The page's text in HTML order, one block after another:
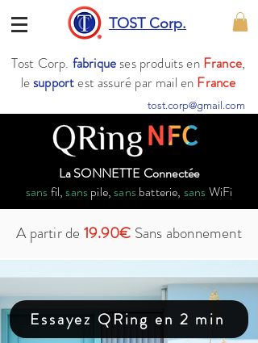
TOST Corp.
Tost Corp. fabrique ses produits en France,
lesupportest assuré par mail en France
tost.corp@gmail.com
La SONNETTE Connectée
sansfil,sanspile,sansbatterie, sansWiFi
A partir de 19.90€ Sans abonnement
Essayez QRing en 2 min